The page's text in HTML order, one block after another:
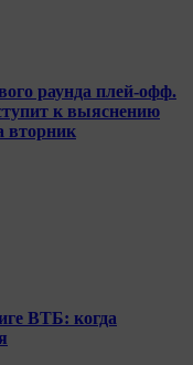
раунда плей-офф.
к выяснению
вторник
ВТБ: когда